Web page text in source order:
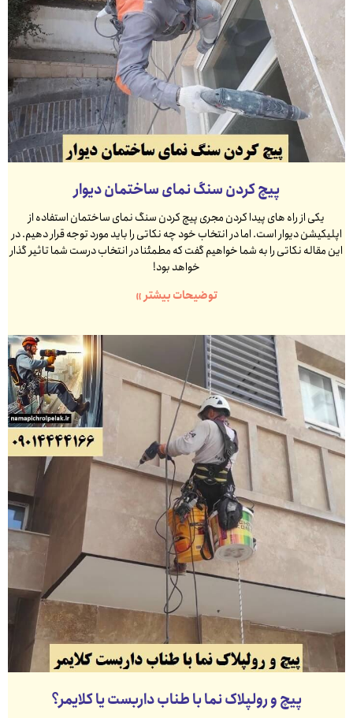
پیچ کردن سنگ نمای ساختمان دیوار
یکی از راه های پیدا کردن مجری پیچ کردن سنگ نمای ساختمان استفاده از
اپلیکیشن دیوار است. اما در انتخاب خود چه نکاتی را باید مورد توجه قرار دهیم. در
این مقاله نکاتی را به شما خواهیم گفت که مطمئنا در انتخاب درست شما تاثیر گذار
خواهد بود!
توضیحات بیشتر »
پیچ و رولپلاک نما با طناب داربست یا کلایمر؟